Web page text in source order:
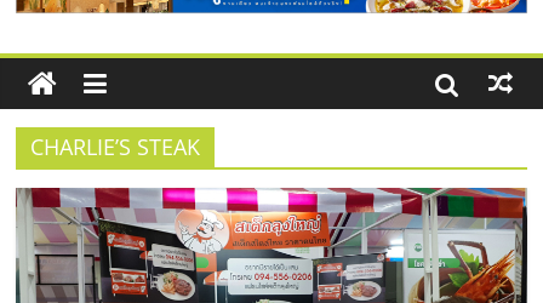
ข้อมูล
ธุรกิจ
SME
แห่ง
CHARLIE’S STEAK